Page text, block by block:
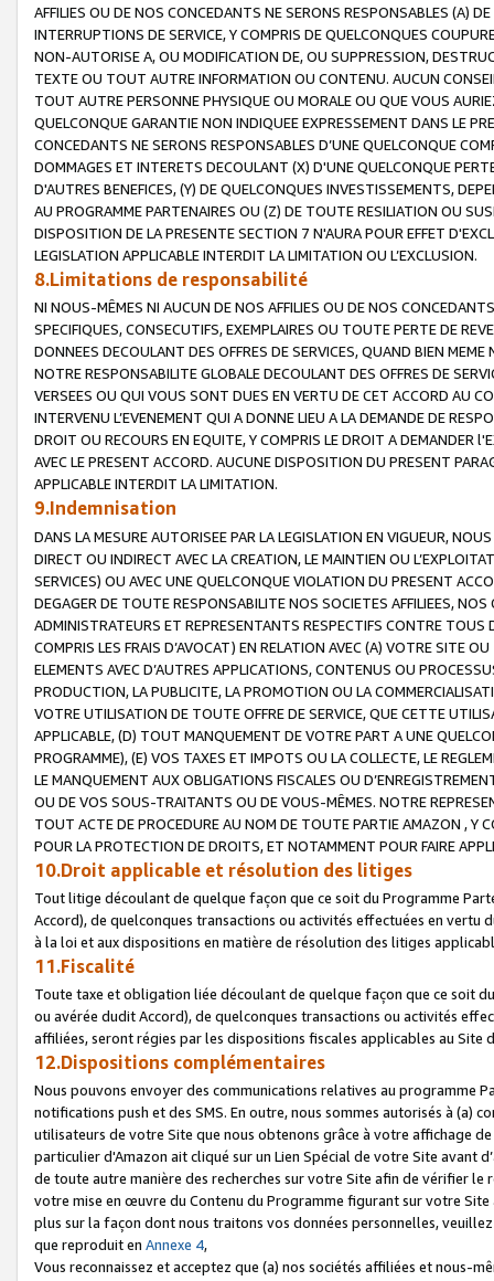
AFFILIES OU DE NOS CONCEDANTS NE SERONS RESPONSABLES (A)
INTERRUPTIONS DE SERVICE, Y COMPRIS DE QUELCONQUES
NON-AUTORISE A, OU MODIFICATION DE, OU SUPPRESSION,
TEXTE OU TOUT AUTRE INFORMATION OU CONTENU. AUCUN
TOUT AUTRE PERSONNE PHYSIQUE OU MORALE OU QUE VOUS
QUELCONQUE GARANTIE NON INDIQUEE EXPRESSEMENT DANS LE
CONCEDANTS NE SERONS RESPONSABLES D’UNE QUELCONQUE
DOMMAGES ET INTERETS DECOULANT (X) D'UNE QUELCONQUE
D'AUTRES BENEFICES, (Y) DE QUELCONQUES INVESTISSEMENTS,
AU PROGRAMME PARTENAIRES OU (Z) DE TOUTE RESILIATION OU
DISPOSITION DE LA PRESENTE SECTION 7 N'AURA POUR EFFET
LEGISLATION APPLICABLE INTERDIT LA LIMITATION OU L’EXCLUSION.
8.Limitations de responsabilité
NI NOUS-MÊMES NI AUCUN DE NOS AFFILIES OU DE NOS
SPECIFIQUES, CONSECUTIFS, EXEMPLAIRES OU TOUTE PERTE DE
DONNEES DECOULANT DES OFFRES DE SERVICES, QUAND BIEN
NOTRE RESPONSABILITE GLOBALE DECOULANT DES OFFRES DE
VERSEES OU QUI VOUS SONT DUES EN VERTU DE CET ACCORD AU
INTERVENU L’EVENEMENT QUI A DONNE LIEU A LA DEMANDE DE
DROIT OU RECOURS EN EQUITE, Y COMPRIS LE DROIT A DEMANDER
AVEC LE PRESENT ACCORD. AUCUNE DISPOSITION DU PRESENT
APPLICABLE INTERDIT LA LIMITATION.
9.Indemnisation
DANS LA MESURE AUTORISEE PAR LA LEGISLATION EN VIGUEUR,
DIRECT OU INDIRECT AVEC LA CREATION, LE MAINTIEN OU
SERVICES) OU AVEC UNE QUELCONQUE VIOLATION DU PRESENT
DEGAGER DE TOUTE RESPONSABILITE NOS SOCIETES AFFILIEES,
ADMINISTRATEURS ET REPRESENTANTS RESPECTIFS CONTRE
COMPRIS LES FRAIS D’AVOCAT) EN RELATION AVEC (A) VOTRE SITE
ELEMENTS AVEC D’AUTRES APPLICATIONS, CONTENUS OU
PRODUCTION, LA PUBLICITE, LA PROMOTION OU LA
VOTRE UTILISATION DE TOUTE OFFRE DE SERVICE, QUE CETTE
APPLICABLE, (D) TOUT MANQUEMENT DE VOTRE PART A UNE
PROGRAMME), (E) VOS TAXES ET IMPOTS OU LA COLLECTE, LE
LE MANQUEMENT AUX OBLIGATIONS FISCALES OU
OU DE VOS SOUS-TRAITANTS OU DE VOUS-MÊMES. NOTRE
TOUT ACTE DE PROCEDURE AU NOM DE TOUTE PARTIE AMAZON , Y
POUR LA PROTECTION DE DROITS, ET NOTAMMENT POUR FAIRE
10.Droit applicable et résolution des litiges
Tout litige découlant de quelque façon que ce soit du Programme
Accord), de quelconques transactions ou activités effectuées en vertu
à la loi et aux dispositions en matière de résolution des litiges
11.Fiscalité
Toute taxe et obligation liée découlant de quelque façon que ce soit
ou avérée dudit Accord), de quelconques transactions ou activités
affiliées, seront régies par les dispositions fiscales applicables au Site
12.Dispositions complémentaires
Nous pouvons envoyer des communications relatives au programme
notifications push et des SMS. En outre, nous sommes autorisés à
utilisateurs de votre Site que nous obtenons grâce à votre affichage
particulier d'Amazon ait cliqué sur un Lien Spécial de votre Site avant
de toute autre manière des recherches sur votre Site afin de vérifier
votre mise en œuvre du Contenu du Programme figurant sur votre
plus sur la façon dont nous traitons vos données personnelles,
que reproduit en Annexe 4,
Vous reconnaissez et acceptez que (a) nos sociétés affiliées et nous-